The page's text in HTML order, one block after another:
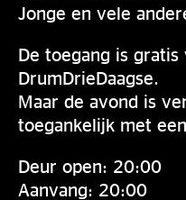
Jonge en vele
De toegang is
DrumDrieDaagse.
Maar de avond is
toegankelijk met
Deur open: 20:00
Aanvang: 20:00